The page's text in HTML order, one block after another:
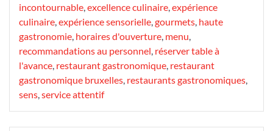
incontournable,excellence culinaire,expérience
culinaire,expérience sensorielle,gourmets, haute
gastronomie, horaires d'ouverture, menu,
recommandations au personnel, réserver table à
l'avance, restaurant gastronomique, restaurant
gastronomique bruxelles, restaurants gastronomiques,
sens,service attentif